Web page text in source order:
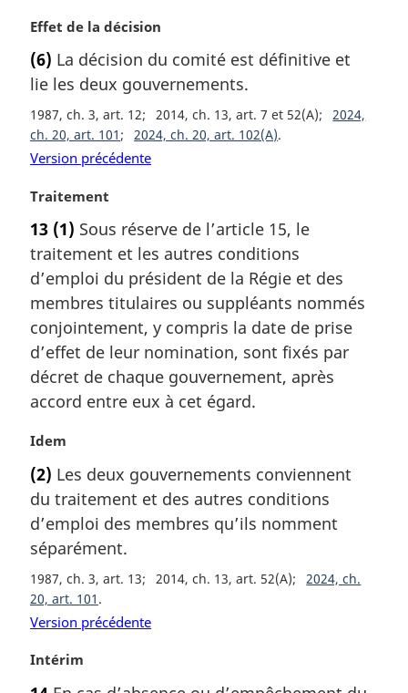
r
i
n
l
e
:
N
t
e
m
a
r
g
n
a
l
:
Effet de la décision
(6) La décision du comité est définitive et
lie les deux gouvernements.
1987, ch. 3, art. 12 2014, ch. 13, art. 7 et 52(A)
2024,
ch. 20, art. 101
2024, ch. 20, art. 102(A)
Version précédente
N
t
e
m
a
g
i
n
a
e
Traitement
13 (1) Sous réserve de l’article 15, le
traitement et les autres conditions
d’emploi du président de la Régie et des
membres titulaires ou suppléants nommés
conjointement, y compris la date de prise
d’effet de leur nomination, sont fixés par
décret de chaque gouvernement, après
accord entre eux à cet égard.
N
t
e
m
a
g
i
n
l
Idem
(2) Les deux gouvernements conviennent
du traitement et des autres conditions
d’emploi des membres qu’ils nomment
séparément.
1987, ch. 3, art. 13 2014, ch. 13, art. 52(A)
2024, ch.
20, art. 101
Version précédente
N
Intérim